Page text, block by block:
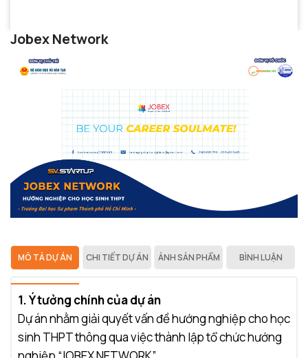
Jobex Network
MÔ TẢ DỰ ÁN CHI TIẾT DỰ ÁN ẢNH SẢN PHẨM BÌNH LUẬN
1. Ý tưởng chính của dự án
Dự án nhằm giải quyết vấn đề hướng nghiệp cho học
sinh THPT thông qua việc thành lập tổ chức hướng